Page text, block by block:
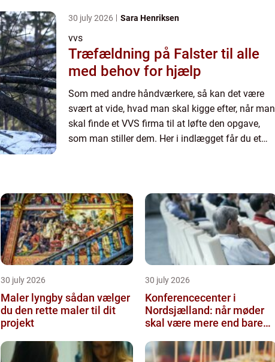
30 july 2026 Sara Henriksen
vvs
Træfældning på Falster til alle
med behov for hjælp
Som med andre håndværkere, så kan det være
svært at vide, hvad man skal kigge efter, når man
skal finde et VVS firma til at løfte den opgave,
som man stiller dem. Her i indlægget får du et
30 july 2026
Maler lyngby sådan vælger
du den rette maler til dit
projekt
30 july 2026
Konferencecenter i
Nordsjælland: når møder
skal være mere end bare